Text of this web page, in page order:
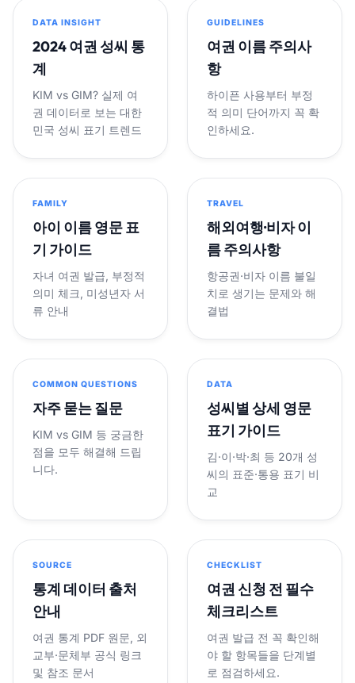
DATA INSIGHT
2024 여권 성씨 통
계
KIM vs GIM? 실제 여
권 데이터로 보는 대한
민국 성씨 표기 트렌드
GUIDELINES
여권 이름 주의사
항
하이픈 사용부터 부정
적 의미 단어까지 꼭 확
인하세요.
FAMILY
아이 이름 영문 표
기 가이드
자녀 여권 발급, 부정적
의미 체크, 미성년자 서
류 안내
TRAVEL
해외여행·비자 이
름 주의사항
항공권·비자 이름 불일
치로 생기는 문제와 해
결법
COMMON QUESTIONS
자주 묻는 질문
KIM vs GIM 등 궁금한
점을 모두 해결해 드립
니다.
DATA
성씨별 상세 영문
표기 가이드
김·이·박·최 등 20개 성
씨의 표준·통용 표기 비
교
SOURCE
통계 데이터 출처
안내
여권 통계 PDF 원문, 외
교부·문체부 공식 링크
및 참조 문서
CHECKLIST
여권 신청 전 필수
체크리스트
여권 발급 전 꼭 확인해
야 할 항목들을 단계별
로 점검하세요.